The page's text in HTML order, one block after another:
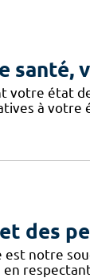
santé,
état
à votre
des
notre